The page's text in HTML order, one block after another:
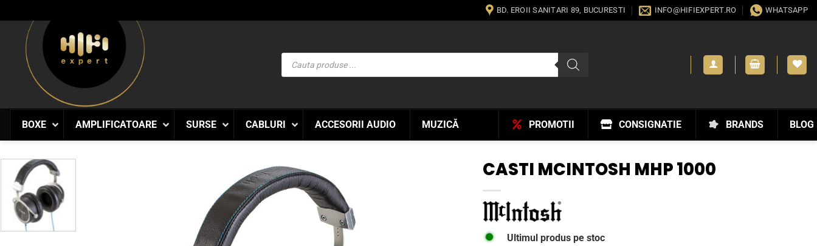
to
content
BD. EROII SANITARI 89, BUCURESTI INFO@HIFIEXPERT.RO WHATSAPP
Products
search
BOXE AMPLIFICATOARE SURSE CABLURI ACCESORII AUDIO MUZICĂ BLOG
BRANDS
CONSIGNATIE
PROMOTII
CASTI MCINTOSH MHP 1000
Ultimul produs pe stoc